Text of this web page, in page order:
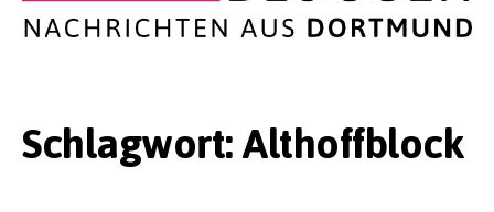
Schlagwort:Althoffblock